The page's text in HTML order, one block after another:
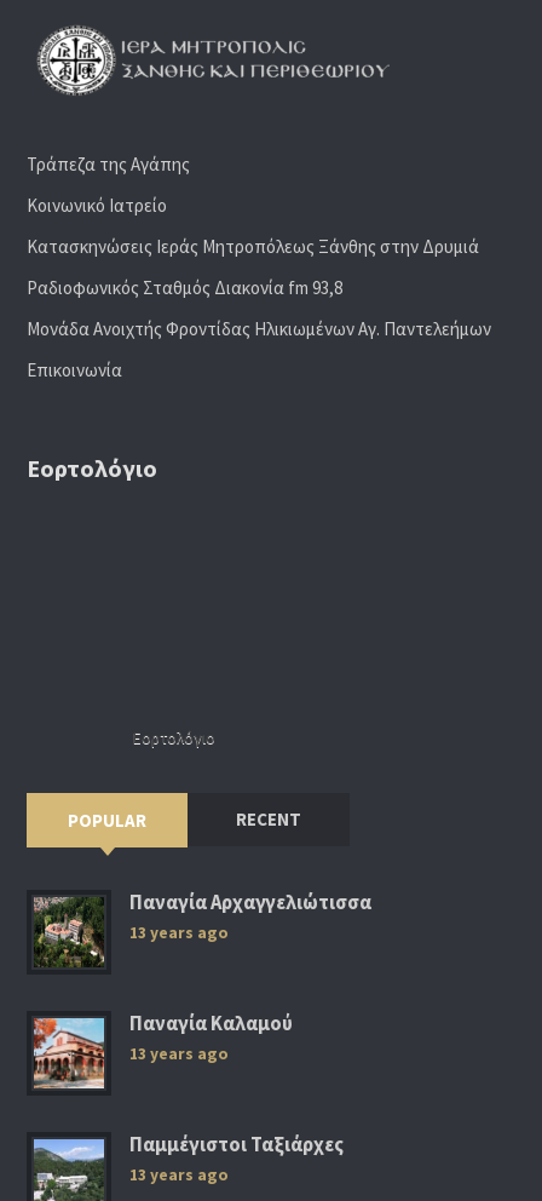
Τράπεζα της Αγάπης
Κοινωνικό Ιατρείο
Κατασκηνώσεις Ιεράς Μητροπόλεως Ξάνθης στην Δρυμιά
Ραδιoφωνικός Σταθμός Διακονία fm 93,8
Μονάδα Ανοιχτής Φροντίδας Ηλικιωμένων Αγ. Παντελεήμων
Επικοινωνία
Εορτολόγιο
Εορτολόγιο
POPULAR RECENT
Παναγία Αρχαγγελιώτισσα
13 years ago
Παναγία Καλαμού
13 years ago
Παμμέγιστοι Ταξιάρχες
13 years ago